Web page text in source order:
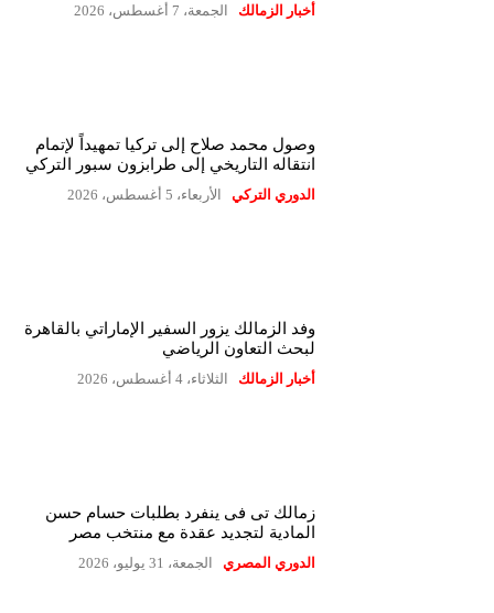
أخبار الزمالك الجمعة، 7 أغسطس، 2026
وصول محمد صلاح إلى تركيا تمهيداً لإتمام
انتقاله التاريخي إلى طرابزون سبور التركي
الدوري التركي الأربعاء، 5 أغسطس، 2026
وفد الزمالك يزور السفير الإماراتي بالقاهرة
لبحث التعاون الرياضي
أخبار الزمالك الثلاثاء، 4 أغسطس، 2026
زمالك تى فى ينفرد بطلبات حسام حسن
المادية لتجديد عقدة مع منتخب مصر
الدوري المصري الجمعة، 31 يوليو، 2026